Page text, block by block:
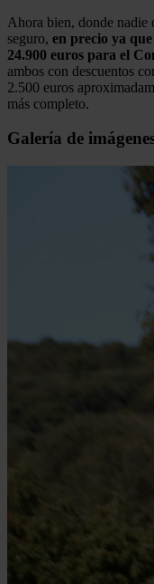
Ahora bien, donde nadie
seguro, en precio ya
24.900 euros para el
ambos con descuentos
2.500 euros
más completo.
Galería de